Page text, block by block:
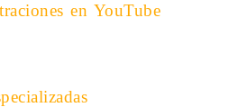
en YouTube